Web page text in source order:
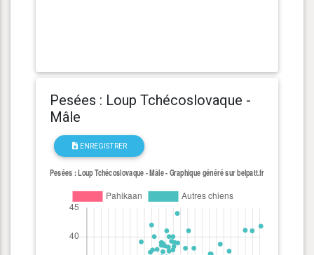
Pesées : Loup Tchécoslovaque -
Mâle
ENREGISTRER